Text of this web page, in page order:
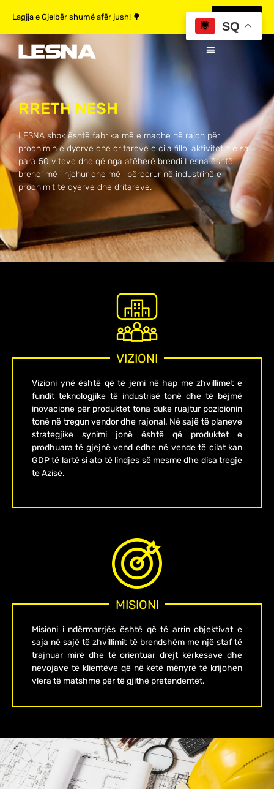
Lagjja e Gjelbër shumë afër jush! 🌳
RRETH NESH
LESNA shpk është fabrika më e madhe në rajon për
prodhimin e dyerve dhe dritareve e cila filloi aktivitetin e saj
para 50 viteve dhe që nga atëherë brendi Lesna është
brendi më i njohur dhe më i përdorur në industrinë e
prodhimit të dyerve dhe dritareve.
VIZIONI
Vizioni ynë është që të jemi në hap me zhvillimet e
fundit teknologjike të industrisë tonë dhe të bëjmë
inovacione për produktet tona duke ruajtur pozicionin
tonë në tregun vendor dhe rajonal. Në sajë të planeve
strategjike synimi jonë është që produktet e
prodhuara të gjejnë vend edhe në vende të cilat kan
GDP të lartë si ato të lindjes së mesme dhe disa tregje
te Azisë.
MISIONI
Misioni i ndërmarrjës është që të arrin objektivat e
saja në sajë të zhvillimit të brendshëm me një staf të
trajnuar mirë dhe të orientuar drejt kërkesave dhe
nevojave të klientëve që në këtë mënyrë të krijohen
vlera të matshme për të gjithë pretendentët.
SQ